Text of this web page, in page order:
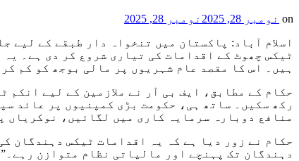
on نومبر 28, 2025
نومبر 28, 2025
اسلام آباد: پاکستان میں تنخواہ دار طبقے کے لیے
ٹیکس چھوٹ کے اقدامات کی تیاری شروع کر دی ہے۔
ہیں۔ اس کا مقصد عام شہریوں پر مالی بوجھ کو کم
حکام کے مطابق، ایف بی آر نے ملازمین کے لیے
رکھ سکیں۔ ساتھ ہی، حکومت بڑی کمپنیوں پر عائد
منافع دوبارہ سرمایہ کاری میں لگائیں، نوکریاں
حکام نے زور دیا ہے کہ یہ اقدامات ٹیکس دہندگان
دہندگان تک پہنچے اور مالیاتی نظام متوازن رہے۔”